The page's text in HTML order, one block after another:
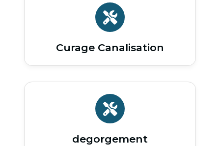
Curage Canalisation
degorgement